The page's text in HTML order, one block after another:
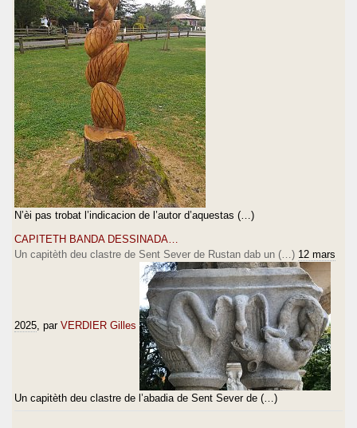
N’èi pas trobat l’indicacion de l’autor d’aquestas (…)
CAPITETH BANDA DESSINADA…
Un capitèth deu clastre de Sent Sever de Rustan dab un (…) 12 mars
2025 , par VERDIER Gilles
Un capitèth deu clastre de l’abadia de Sent Sever de (…)